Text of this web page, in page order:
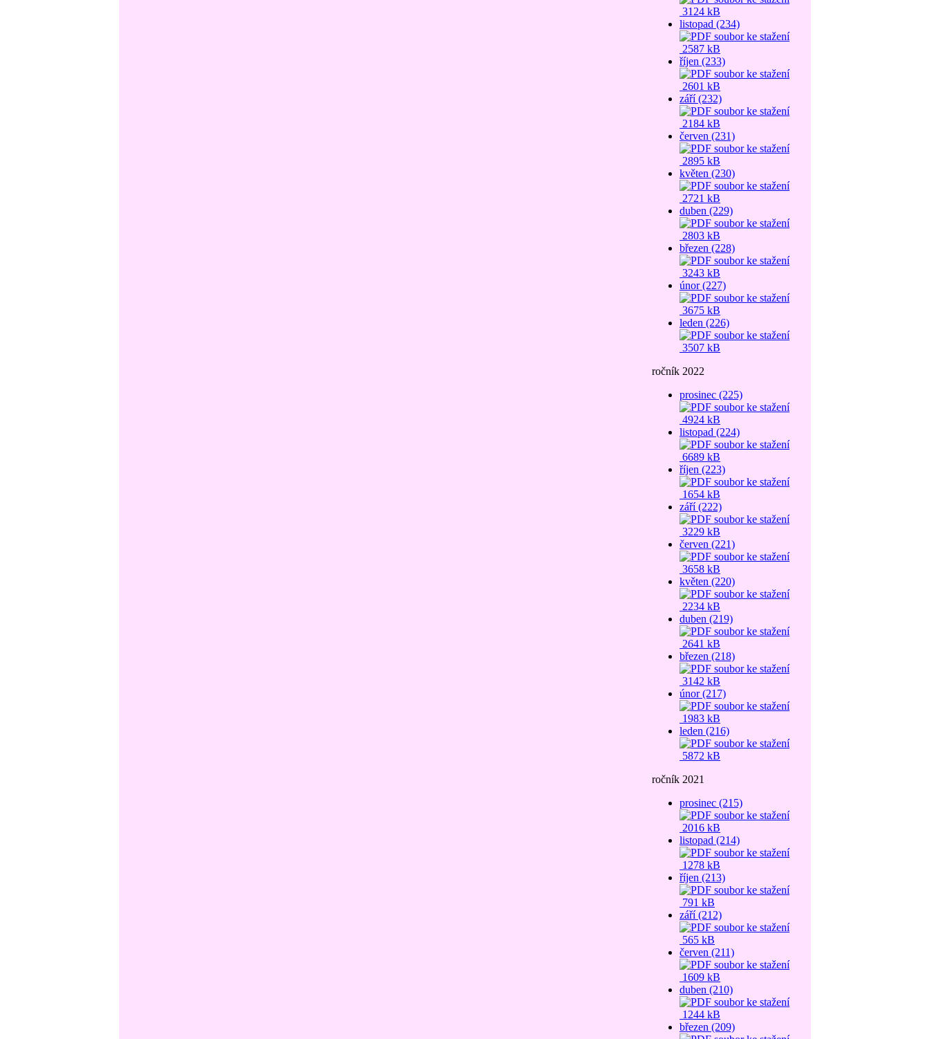
3124 kB
listopad (234)
2587 kB
říjen (233)
2601 kB
září (232)
2184 kB
červen (231)
2895 kB
květen (230)
2721 kB
duben (229)
2803 kB
březen (228)
3243 kB
únor (227)
3675 kB
leden (226)
3507 kB
ročník 2022
prosinec (225)
4924 kB
listopad (224)
6689 kB
říjen (223)
1654 kB
září (222)
3229 kB
červen (221)
3658 kB
květen (220)
2234 kB
duben (219)
2641 kB
březen (218)
3142 kB
únor (217)
1983 kB
leden (216)
5872 kB
ročník 2021
prosinec (215)
2016 kB
listopad (214)
1278 kB
říjen (213)
791 kB
září (212)
565 kB
červen (211)
1609 kB
duben (210)
1244 kB
březen (209)